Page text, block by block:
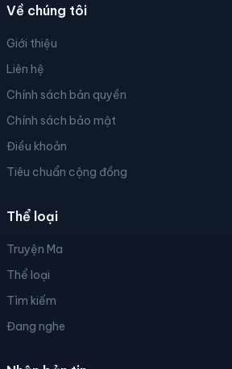
Về chúng tôi
Giới thiệu
Liên hệ
Chính sách bản quyền
Chính sách bảo mật
Điều khoản
Tiêu chuẩn cộng đồng
Thể loại
Truyện Ma
Thể loại
Tìm kiếm
Đang nghe